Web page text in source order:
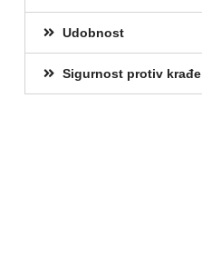
Udobnost
Sigurnost protiv krađe